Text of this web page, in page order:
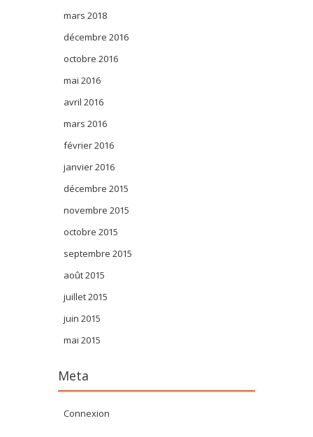
mars 2018
décembre 2016
octobre 2016
mai 2016
avril 2016
mars 2016
février 2016
janvier 2016
décembre 2015
novembre 2015
octobre 2015
septembre 2015
août 2015
juillet 2015
juin 2015
mai 2015
Meta
Connexion